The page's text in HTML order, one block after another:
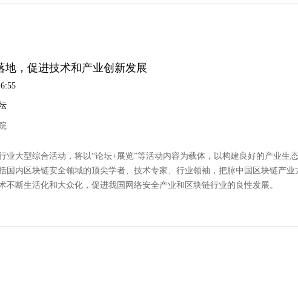
地，促进技术和产业创新发展
业大型综合活动，将以“论坛+展览”等活动内容为载体，以构建良好的产业生
国内区块链安全领域的顶尖学者、技术专家、行业领袖，把脉中国区块链产
不断生活化和大众化，促进我国网络安全产业和区块链行业的良性发展。